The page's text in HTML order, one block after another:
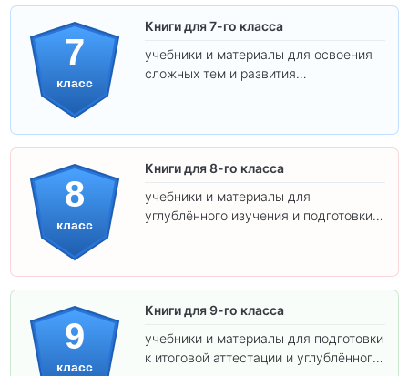
7
класс
Книги для 7-го класса
учебники и материалы для освоения
сложных тем и развития
8
класс
Книги для 8-го класса
учебники и материалы для
углублённого изучения и подготовки к
9
класс
Книги для 9-го класса
учебники и материалы для подготовки
к итоговой аттестации и углублённого